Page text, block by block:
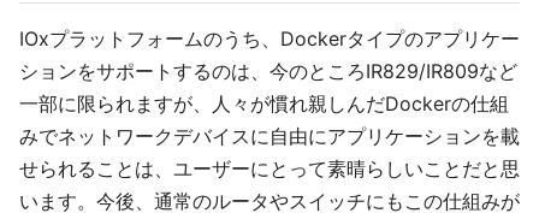
IOxプラットフォームのうち、Dockerタイプのアプリケー
ションをサポートするのは、今のところIR829/IR809など
一部に限られますが、人々が慣れ親しんだDockerの仕組
みでネットワークデバイスに自由にアプリケーションを載
せられることは、ユーザーにとって素晴らしいことだと思
います。今後、通常のルータやスイッチにもこの仕組みが